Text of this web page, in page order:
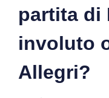
partita di
involuto
Allegri?